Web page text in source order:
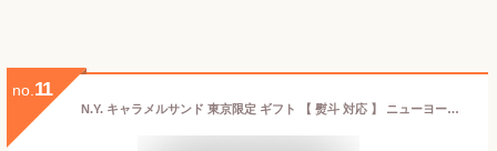
no. 11
N.Y. キャラメルサンド 東京限定 ギフト 【 熨斗 対応 】 ニューヨークキャラメルサンド 手土産 (8個入, 内祝)